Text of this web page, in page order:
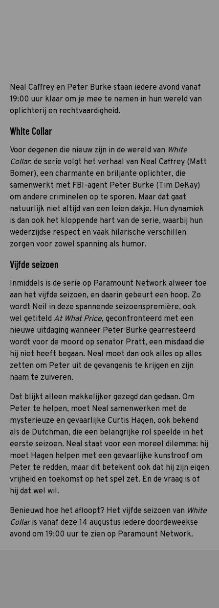
Neal Caffrey en Peter Burke staan iedere avond vanaf
19:00 uur klaar om je mee te nemen in hun wereld van
oplichterij en rechtvaardigheid.
White Collar
Voor degenen die nieuw zijn in de wereld van White
Collar: de serie volgt het verhaal van Neal Caffrey (Matt
Bomer), een charmante en briljante oplichter, die
samenwerkt met FBI-agent Peter Burke (Tim DeKay)
om andere criminelen op te sporen. Maar dat gaat
natuurlijk niet altijd van een leien dakje. Hun dynamiek
is dan ook het kloppende hart van de serie, waarbij hun
wederzijdse respect en vaak hilarische verschillen
zorgen voor zowel spanning als humor.
Vijfde seizoen
Inmiddels is de serie op Paramount Network alweer toe
aan het vijfde seizoen, en daarin gebeurt een hoop. Zo
wordt Neil in deze spannende seizoenspremière, ook
wel getiteld At What Price, geconfronteerd met een
nieuwe uitdaging wanneer Peter Burke gearresteerd
wordt voor de moord op senator Pratt, een misdaad die
hij niet heeft begaan. Neal moet dan ook alles op alles
zetten om Peter uit de gevangenis te krijgen en zijn
naam te zuiveren.
Dat blijkt alleen makkelijker gezegd dan gedaan. Om
Peter te helpen, moet Neal samenwerken met de
mysterieuze en gevaarlijke Curtis Hagen, ook bekend
als de Dutchman, die een belangrijke rol speelde in het
eerste seizoen. Neal staat voor een moreel dilemma: hij
moet Hagen helpen met een gevaarlijke kunstroof om
Peter te redden, maar dit betekent ook dat hij zijn eigen
vrijheid en toekomst op het spel zet. En de vraag is of
hij dat wel wil.
Benieuwd hoe het afloopt? Het vijfde seizoen van White
Collaris vanaf deze 14 augustus iedere doordeweekse
avond om 19:00 uur te zien op Paramount Network.